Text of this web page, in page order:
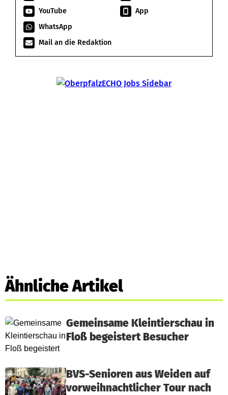
YouTube
App
WhatsApp
Mail an die Redaktion
Ähnliche Artikel
Gemeinsame Kleintierschau in
Floß begeistert Besucher
BVS-Senioren aus Weiden auf
vorweihnachtlicher Tour nach